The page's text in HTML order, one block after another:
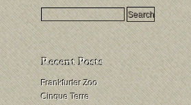
Frankfurter Zoo
Cinque Terre